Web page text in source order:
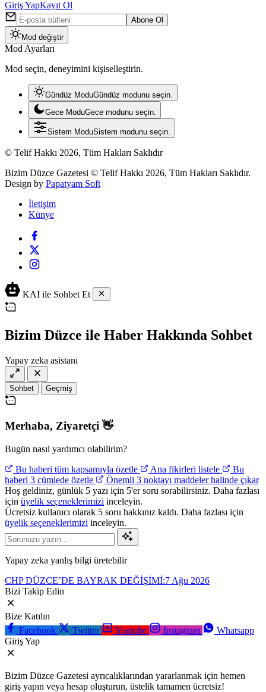
Giriş YapKayıt Ol
Abone Ol
Mod değiştir
Mod Ayarları
Mod seçin, deneyimini kişiselleştirin.
Gündüz ModuGündüz modunu seçin.
Gece ModuGece modunu seçin.
Sistem ModuSistem modunu seçin.
© Telif Hakkı 2026, Tüm Hakları Saklıdır
Bizim Düzce Gazetesi © Telif Hakkı 2026, Tüm Hakları Saklıdır.
Design by Papatyam Soft
İletişim
Künye
KAI ile Sohbet Et
Bizim Düzce ile Haber Hakkında Sohbet
Yapay zeka asistanı
Sohbet Geçmiş
Merhaba, Ziyaretçi 👋
Bugün nasıl yardımcı olabilirim?
Bu haberi tüm kapsamıyla özetle
Ana fikirleri listele
Bu
haberi 3 cümlede özetle
Önemli 3 noktayı maddeler halinde çıkar
Hoş geldiniz, günlük 5 yazı için 5'er soru sorabilirsiniz. Daha fazlası
için üyelik seçeneklerimizi inceleyin.
Ücretsiz kullanıcı olarak 5 soru hakkınız kaldı. Daha fazlası için
üyelik seçeneklerimizi inceleyin.
Yapay zeka yanlış bilgi üretebilir
CHP DÜZCE’DE BAYRAK DEĞİŞİMİ:7 Ağu 2026
Bizi Takip Edin
Bize Katılın
Facebook
Twitter Youtube Instagram
Whatsapp
Giriş Yap
Bizim Düzce Gazetesi ayrıcalıklarından yararlanmak için hemen
giriş yapın veya hesap oluşturun, üstelik tamamen ücretsiz!